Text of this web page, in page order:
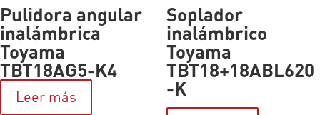
Pulidora angular
inalámbrica
Toyama
TBT18AG5-K4
Leer más
Soplador
inalámbrico
Toyama
TBT18+18ABL620
-K